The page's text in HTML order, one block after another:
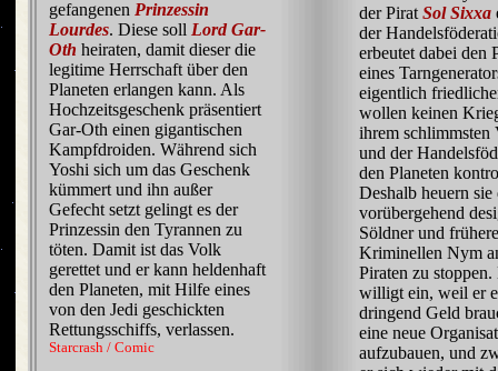
gefangenen Prinzessin
Lourdes. Diese soll Lord Gar-
Oth heiraten, damit dieser die
legitime Herrschaft über den
Planeten erlangen kann. Als
Hochzeitsgeschenk präsentiert
Gar-Oth einen gigantischen
Kampfdroiden. Während sich
Yoshi sich um das Geschenk
kümmert und ihn außer
Gefecht setzt gelingt es der
Prinzessin den Tyrannen zu
töten. Damit ist das Volk
gerettet und er kann heldenhaft
den Planeten, mit Hilfe eines
von den Jedi geschickten
Rettungsschiffs, verlassen.
Starcrash / Comic
der PiratSol Sixxa
der
erbeutet dabei den
eines
eigentlich
wollen keinen
ihrem schlimmsten
und der
den Planeten
Deshalb heuern sie
vorübergehend
Söldner und
Kriminellen Nym
Piraten zu
willigt ein, weil er
dringend Geld
eine neue
aufzubauen, und